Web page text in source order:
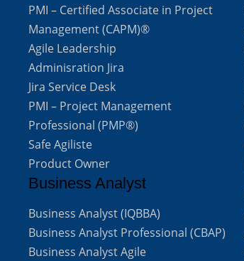
PMI – Certified Associate in Project
Management (CAPM)®
Agile Leadership
Adminisration Jira
Jira Service Desk
PMI – Project Management
Professional (PMP®)
Safe Agiliste
Product Owner
Business Analyst
Business Analyst (IQBBA)
Business Analyst Professional (CBAP)
Business Analyst Agile